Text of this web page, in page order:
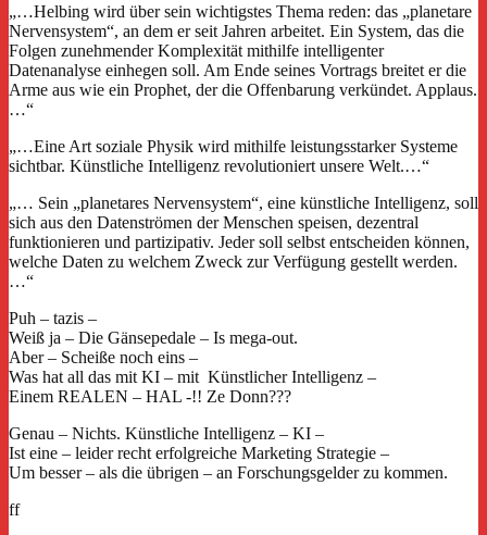
„…Helbing wird über sein wichtigstes Thema reden: das „planetare
Nervensystem“, an dem er seit Jahren arbeitet. Ein System, das die
Folgen zunehmender Komplexität mithilfe intelligenter
Datenanalyse einhegen soll. Am Ende seines Vortrags breitet er die
Arme aus wie ein Prophet, der die Offenbarung verkündet. Applaus.
…“
„…Eine Art soziale Physik wird mithilfe leistungsstarker Systeme
sichtbar. Künstliche Intelligenz revolutioniert unsere Welt.…“
„… Sein „planetares Nervensystem“, eine künstliche Intelligenz, soll
sich aus den Datenströmen der Menschen speisen, dezentral
funktionieren und partizipativ. Jeder soll selbst entscheiden können,
welche Daten zu welchem Zweck zur Verfügung gestellt werden.
…“
Puh – tazis –
Weiß ja – Die Gänsepedale – Is mega-out.
Aber – Scheiße noch eins –
Was hat all das mit KI – mit Künstlicher Intelligenz –
Einem REALEN – HAL -!! Ze Donn???
Genau – Nichts. Künstliche Intelligenz – KI –
Ist eine – leider recht erfolgreiche Marketing Strategie –
Um besser – als die übrigen – an Forschungsgelder zu kommen.
ff